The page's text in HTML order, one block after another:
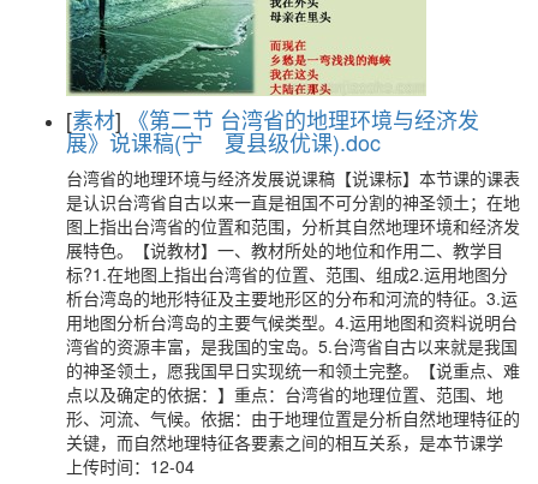
[素材] 《第二节 台湾省的地理环境与经济发
展》说课稿(宁 夏县级优课).doc
台湾省的地理环境与经济发展说课稿【说课标】本节课的课表
是认识台湾省自古以来一直是祖国不可分割的神圣领土；在地
图上指出台湾省的位置和范围，分析其自然地理环境和经济发
展特色。【说教材】一、教材所处的地位和作用二、教学目
标?1.在地图上指出台湾省的位置、范围、组成2.运用地图分
析台湾岛的地形特征及主要地形区的分布和河流的特征。3.运
用地图分析台湾岛的主要气候类型。4.运用地图和资料说明台
湾省的资源丰富，是我国的宝岛。5.台湾省自古以来就是我国
的神圣领土，愿我国早日实现统一和领土完整。【说重点、难
点以及确定的依据：】重点：台湾省的地理位置、范围、地
形、河流、气候。依据：由于地理位置是分析自然地理特征的
关键，而自然地理特征各要素之间的相互关系，是本节课学
上传时间：12-04